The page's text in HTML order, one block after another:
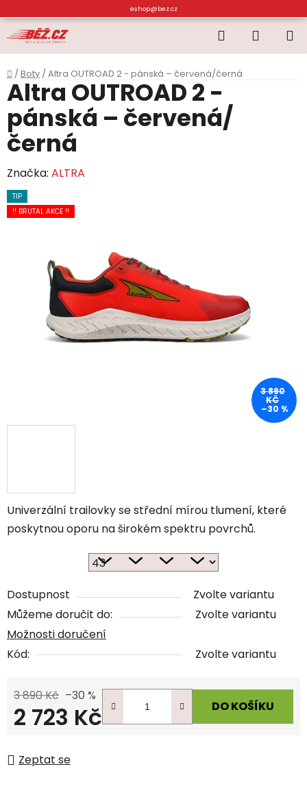
na
obsah
eshop@bez.cz
Hledat
KOŠÍK
Domů
/ Boty / Altra OUTROAD 2 - pánská – červená/černá
Univerzální trailovky se střední mírou tlumení, které
poskytnou oporu na širokém spektru povrchů.
Dostupnost
Zvolte variantu
Můžeme doručit do:
Zvolte variantu
Možnosti doručení
Kód:
Zvolte variantu
3 890 Kč –30 %
2 723 Kč DO KOŠÍKU
Zeptat se
Altra OUTROAD 2 -
pánská – červená/
černá
Značka: ALTRA
TIP
!! BRUTAL AKCE !!
3 890
KČ
–30 %